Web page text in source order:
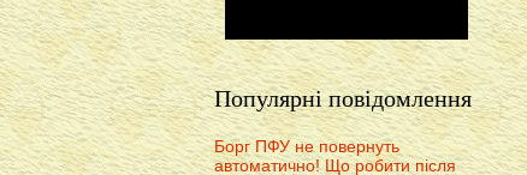
Популярні повідомлення
Борг ПФУ не повернуть
автоматично! Що робити після